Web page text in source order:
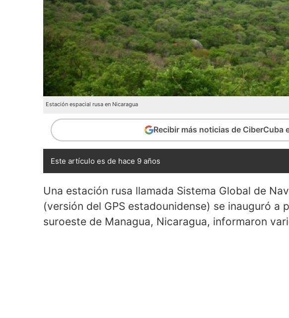
Estación espacial rusa en Nicaragua
Recibir más noticias de CiberCuba
Este artículo es de hace 9 años
Una estación rusa llamada Sistema Global de
(versión del GPS estadounidense) se inauguró a
suroeste de Managua, Nicaragua, informaron